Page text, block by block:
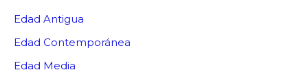
Edad Antigua
Edad Contemporánea
Edad Media